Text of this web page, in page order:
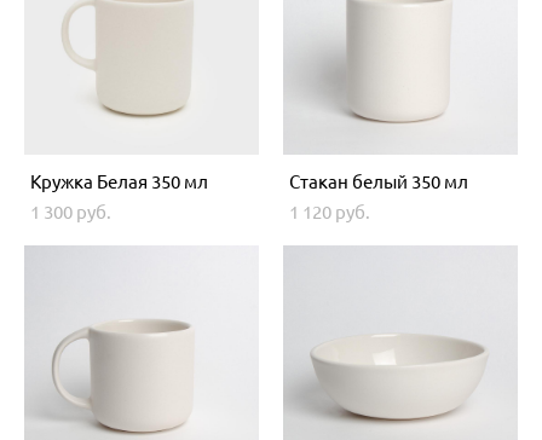
Кружка Белая 350 мл
1 300 pуб.
Стакан белый 350 мл
1 120 pуб.